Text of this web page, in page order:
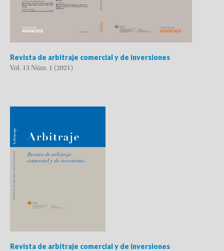
Revista de arbitraje comercial y de inversiones
Vol. 13 Núm. 1 (2021)
Revista de arbitraje comercial y de inversiones